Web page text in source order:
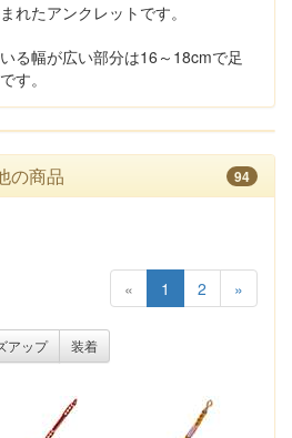
れたアンクレットです。
る幅が広い部分は16～18cmで足
す。
の商品 94
« 1 2 »
アップ
装着